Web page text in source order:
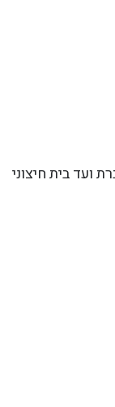
ועד בית חיצוני